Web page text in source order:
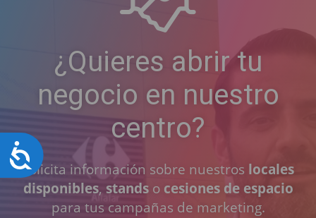
Accesibilidad
¿Quieres abrir tu
negocio en nuestro
centro?
Solicita información sobre nuestros locales
disponibles, standso cesiones de espacio
para tus campañas de marketing.